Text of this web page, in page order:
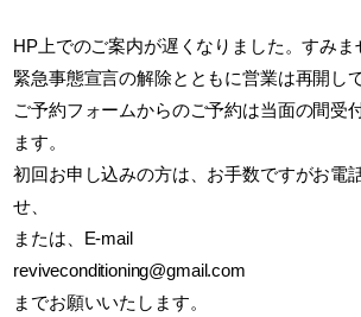
HP上でのご案内が遅くなりました。すみま
緊急事態宣言の解除とともに営業は再開し
ご予約フォームからのご予約は当面の間受
ます。
初回お申し込みの方は、お手数ですがお電
せ、
または、E-mail
reviveconditioning@gmail.com
までお願いいたします。